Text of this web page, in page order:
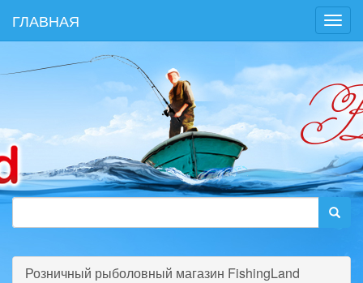
ГЛАВНАЯ
Розничный рыболовный магазин FishingLand